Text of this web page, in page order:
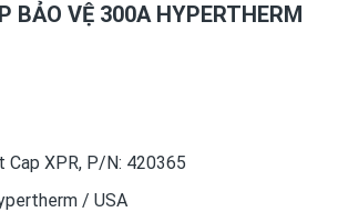
BẢO VỆ 300A HYPERTHERM
Cap XPR, P/N: 420365
/ USA